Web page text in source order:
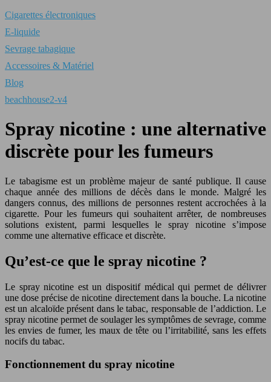
Cigarettes électroniques
E-liquide
Sevrage tabagique
Accessoires & Matériel
Blog
beachhouse2-v4
Spray nicotine : une alternative
discrète pour les fumeurs
Le tabagisme est un problème majeur de santé publique. Il cause
chaque année des millions de décès dans le monde. Malgré les
dangers connus, des millions de personnes restent accrochées à la
cigarette. Pour les fumeurs qui souhaitent arrêter, de nombreuses
solutions existent, parmi lesquelles le spray nicotine s’impose
comme une alternative efficace et discrète.
Qu’est-ce que le spray nicotine ?
Le spray nicotine est un dispositif médical qui permet de délivrer
une dose précise de nicotine directement dans la bouche. La nicotine
est un alcaloïde présent dans le tabac, responsable de l’addiction. Le
spray nicotine permet de soulager les symptômes de sevrage, comme
les envies de fumer, les maux de tête ou l’irritabilité, sans les effets
nocifs du tabac.
Fonctionnement du spray nicotine